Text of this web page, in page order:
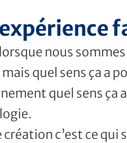
expérience
nous
quel sens ça a
quel sens
c’est ce